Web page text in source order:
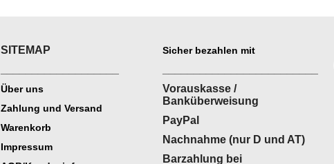
SITEMAP
Über uns
Zahlung und Versand
Warenkorb
Impressum
Sicher bezahlen mit
Vorauskasse /
Banküberweisung
PayPal
Nachnahme (nur D und AT)
Barzahlung bei